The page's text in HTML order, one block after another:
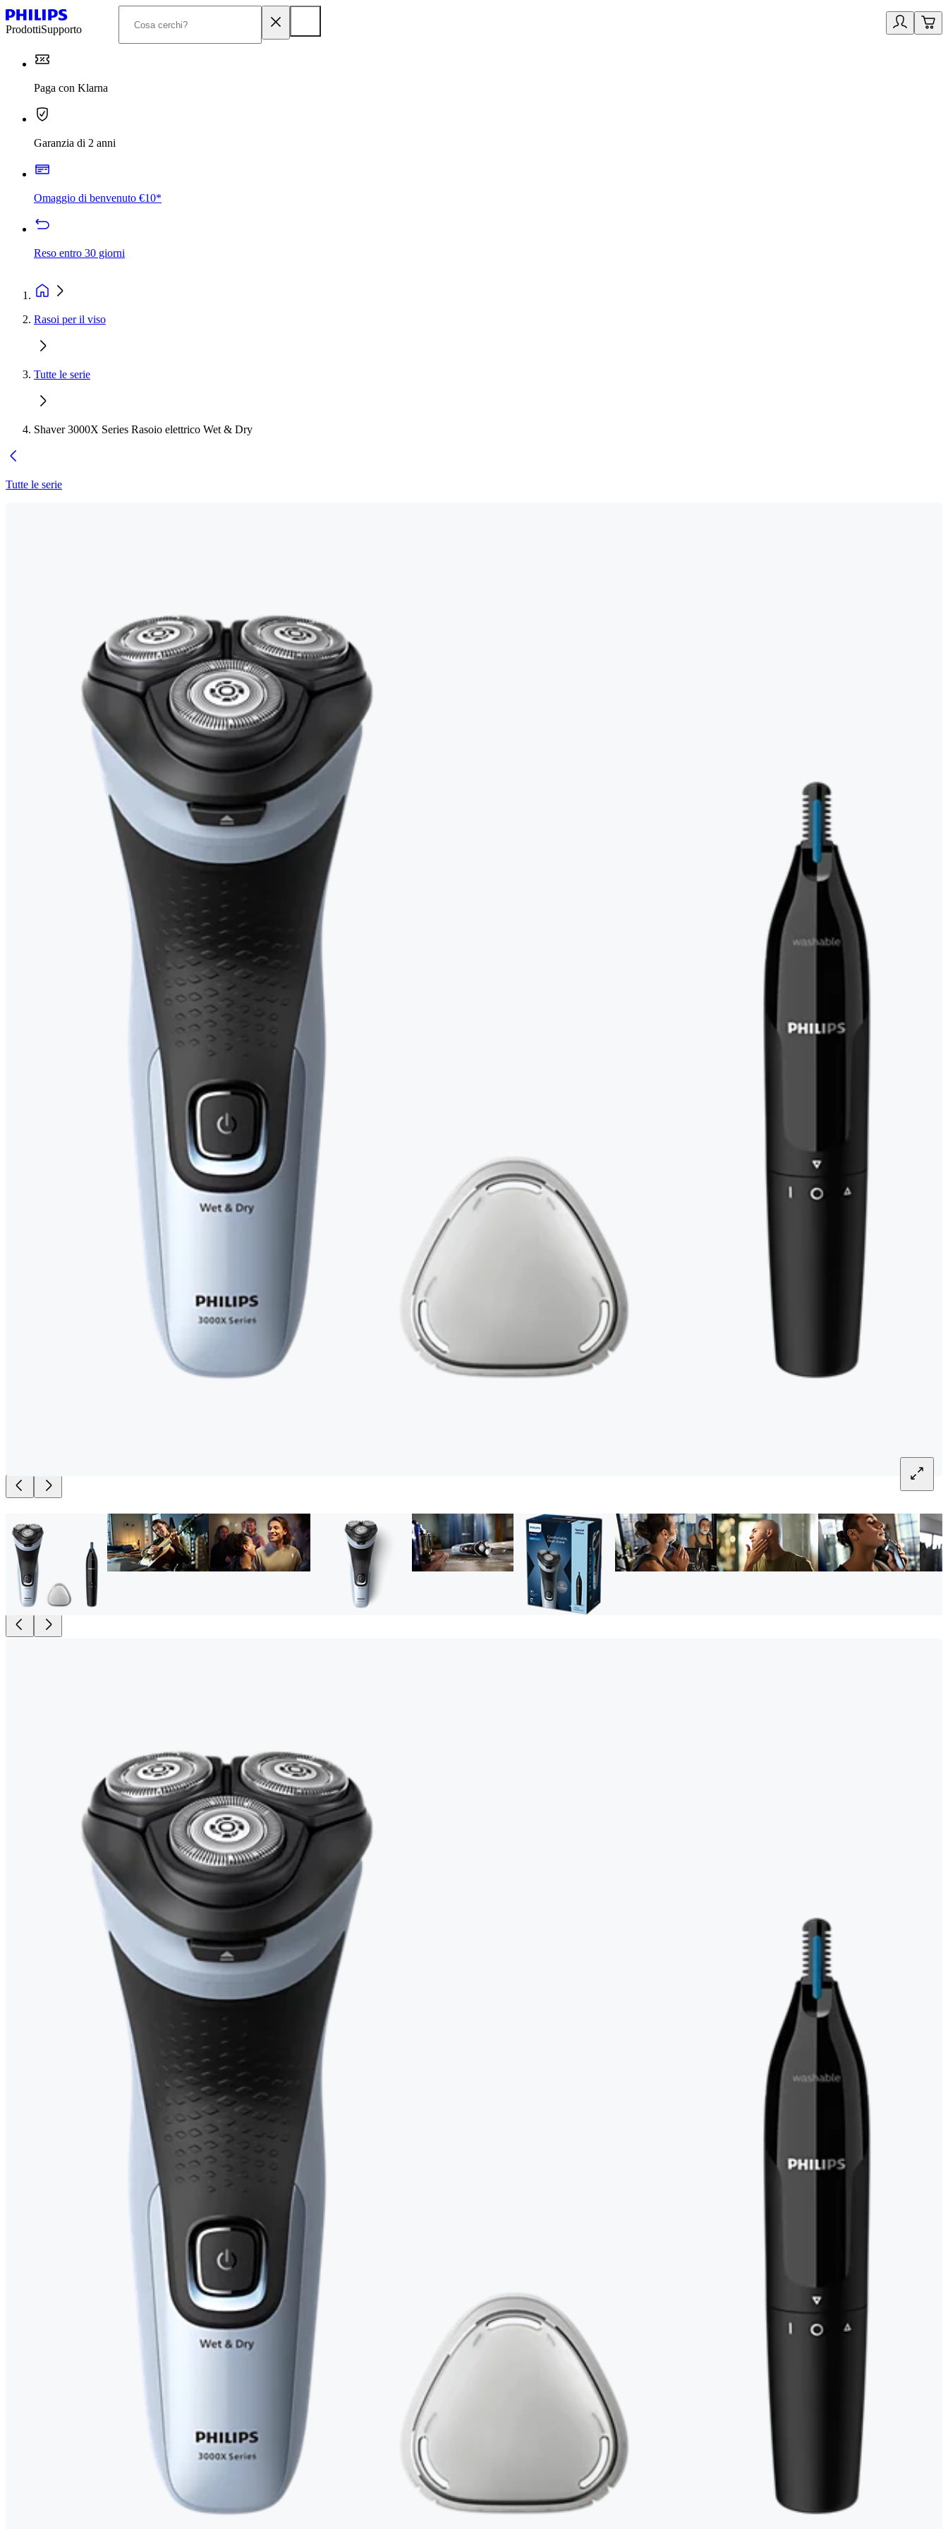
ProdottiSupporto
Paga con Klarna
Garanzia di 2 anni
Omaggio di benvenuto €10*
Reso entro 30 giorni
Rasoi per il viso
Tutte le serie
Shaver 3000X Series Rasoio elettrico Wet & Dry
Tutte le serie